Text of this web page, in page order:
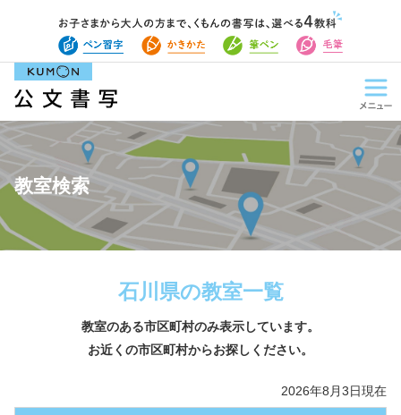
教室検索
石川県の教室一覧
教室のある市区町村のみ表示しています。
お近くの市区町村からお探しください。
2026年8月3日現在